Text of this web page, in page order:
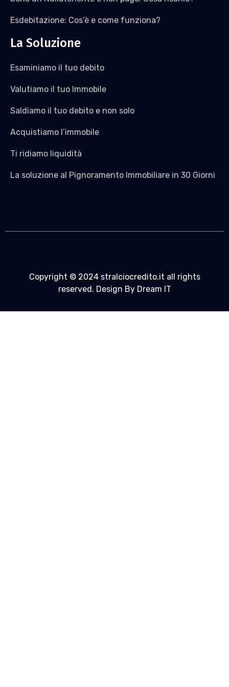
Esdebitazione: Cos’è e come funziona?
La Soluzione
Esaminiamo il tuo debito
Valutiamo il tuo Immobile
Saldiamo il tuo debito e non solo
Acquistiamo l’immobile
Ti ridiamo liquidità
La soluzione al Pignoramento Immobiliare in 30 Giorni
Copyright © 2024 stralciocredito.it all rights
reserved. Design By Dream IT